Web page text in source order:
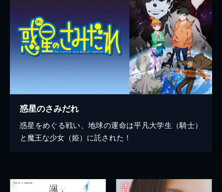
惑星のさみだれ
惑星をめぐる戦い、地球の運命は平凡大学生（騎士）
と魔王な少女（姫）に託された！